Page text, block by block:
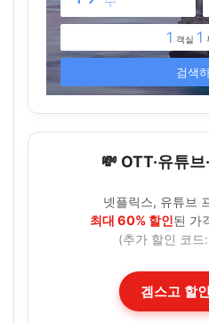
💸 OTT·유튜
넷플릭스, 유튜브
최대 60% 할인된 가
(추가 할인 코드:
겜스고 할